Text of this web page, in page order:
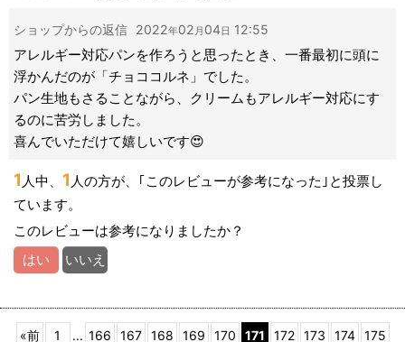
ショップからの返信 2022年02 月 04日 12:55
アレルギー対応パンを作ろうと思ったとき、一番最初に頭に
浮かんだのが「チョココルネ」でした。
パン生地もさることながら、クリームもアレルギー対応にす
るのに苦労しました。
喜んでいただけて嬉しいです😍
1 人中、 1 人の方が、｢このレビューが参考になった｣と投票し
ています。
このレビューは参考になりましたか？
はい
いいえ
«前 1 ... 166 167 168 169 170 171 172 173 174 175